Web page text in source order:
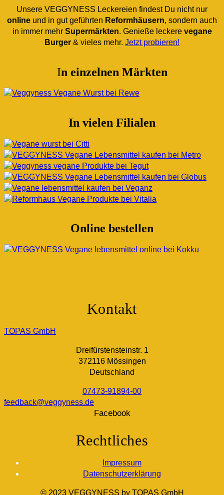
Unsere VEGGYNESS Leckereien findest Du nicht nur
online und in gut geführten Reformhäusern, sondern auch
in immer mehr Supermärkten. Genieße leckere vegane
Burger & vieles mehr. Jetzt probieren!
In einzelnen Märkten
In vielen Filialen
Online bestellen
Kontakt
TOPAS GmbH
Dreifürstensteinstr. 1
372116 Mössingen
Deutschland
07473-91894-00
feedback@veggyness.de
Facebook
Rechtliches
Impressum
Datenschutzerklärung
© 2023 VEGGYNESS by TOPAS GmbH